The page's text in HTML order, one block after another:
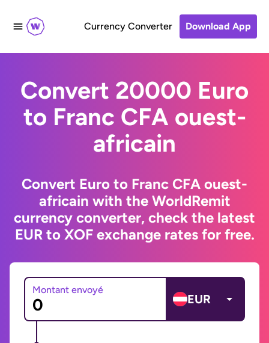
Currency Converter Download App
Convert 20000 Euro
to Franc CFA ouest-
africain
Convert Euro to Franc CFA ouest-
africain with the WorldRemit
currency converter, check the latest
EUR to XOF exchange rates for free.
Montant envoyé
EUR